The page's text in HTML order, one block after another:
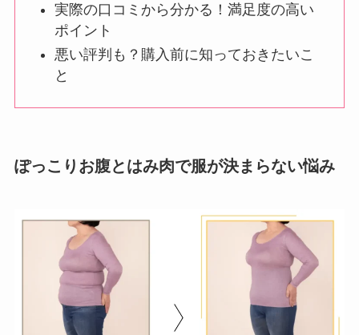
実際の口コミから分かる！満足度の高い
ポイント
悪い評判も？購入前に知っておきたいこ
と
ぽっこりお腹とはみ肉で服が決まらない悩み